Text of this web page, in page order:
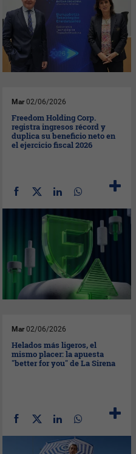
Mar 02/06/2026
Freedom Holding Corp.
registra ingresos récord y
duplica su beneficio neto en
el ejercicio fiscal 2026
Mar 02/06/2026
Helados más ligeros, el
mismo placer: la apuesta
"better for you" de La Sirena